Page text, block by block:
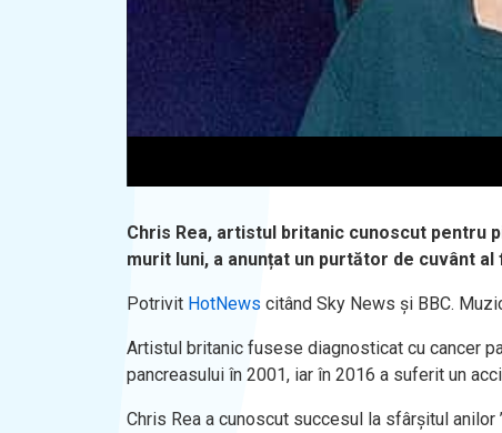
Chris Rea, artistul britanic cunoscut pentru
murit luni, a anunțat un purtător de cuvânt al
Potrivit HotNews citând Sky News și BBC.
Artistul britanic fusese diagnosticat cu cancer
pancreasului în 2001, iar în 2016 a suferit un
Chris Rea a cunoscut succesul la sfârșitul anilor